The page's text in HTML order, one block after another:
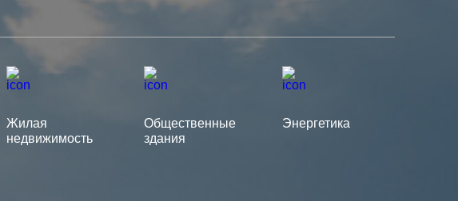
Жилая
недвижимость
Общественные
здания
Энергетика